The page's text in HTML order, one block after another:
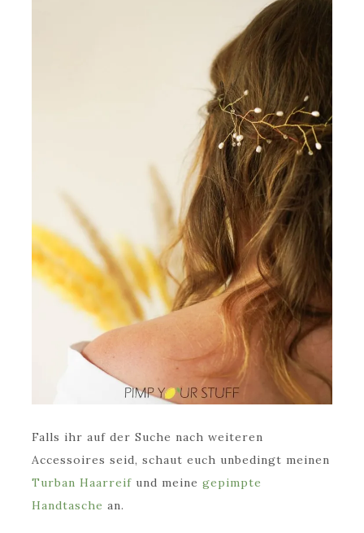
Falls ihr auf der Suche nach weiteren
Accessoires seid, schaut euch unbedingt meinen
Turban Haarreif und meine gepimpte
Handtasche an.